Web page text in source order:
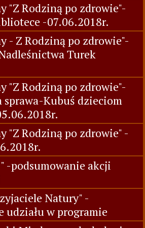
"Z Rodziną po zdrowie"-
-07.06.2018r.
- Z Rodziną po zdrowie"-
Turek
"Z Rodziną po zdrowie"-
sprawa-Kubuś dzieciom
"Z Rodziną po zdrowie" -
-podsumowanie akcji
Natury" -
udziału w programie